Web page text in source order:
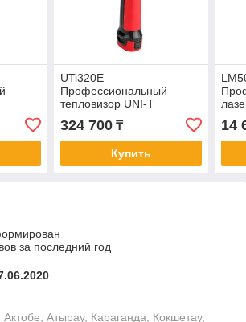
UTi320E
Профессиональный
тепловизор UNI-T
324 700₸
Купить
14
за последний год
Актобе, Атырау, Караганда, Кокшетау,